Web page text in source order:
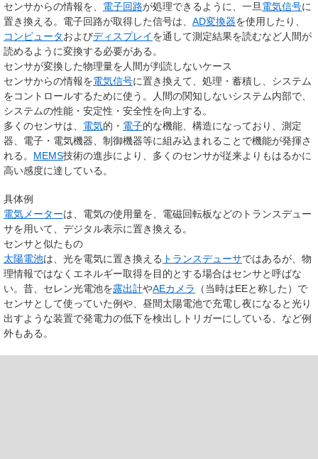
センサからの情報を、 電子回路が処理できるように、一旦電気信号に
置き換える。電子回路が取得した信号は、 AD変換器を使用したり、
コンピュータおよびディスプレイを通して測定結果を読むなど人間が
読めるように変換する必要がある。
センサが変換した物理量を人間が判読しないケース
センサからの情報を電気信号に置き換えて、処理・蓄積し、システム
をコントロールするために使う。人間の関知しないシステム内部で、
システムの性能・安定性・安全性を向上する。
多くのセンサは、 電気的・ 電子的な機能、構造になっており、測定
器、電子・電気機器、制御機器等に組み込まれることで機能が発揮さ
れる。 MEMS技術の進歩により、多くのセンサが従来よりもはるかに
高い感度に達している。
具体例
電気メーターは、電気の使用量を、電磁回転板などのトランスデュー
サを用いて、デジタル表示に置き換える。
センサと似たもの
太陽電池は、光を電気に置き換える トランスデューサではあるが、物
理情報ではなくエネルギー取得を目的とする場合はセンサと呼ばな
い。昔、セレン光電池を露出計やAEカメラ
（当時はEEと称した）で
センサとして使っていた例や、昼間太陽電池で充電し夜になると光り
出すような装置で発電力の低下を検出しトリガーにしている、など例
外もある。